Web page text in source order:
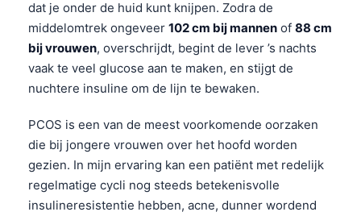
dat je onder de huid kunt knijpen. Zodra de
middelomtrek ongeveer 102 cm bij mannen of 88 cm
bij vrouwen, overschrijdt, begint de lever ’s nachts
vaak te veel glucose aan te maken, en stijgt de
nuchtere insuline om de lijn te bewaken.
PCOS is een van de meest voorkomende oorzaken
die bij jongere vrouwen over het hoofd worden
gezien. In mijn ervaring kan een patiënt met redelijk
regelmatige cycli nog steeds betekenisvolle
insulineresistentie hebben, acne, dunner wordend
සිංහල
অসমীয়া
Galego
Latviešu valoda
Македонски јазик
Gàidhlig